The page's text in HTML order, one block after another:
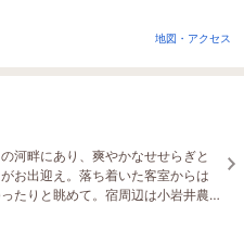
地図・アクセス
河畔にあり、爽やかなせせらぎと
お出迎え。落ち着いた客室からは
たりと眺めて。宿周辺は小岩井農
の拠点にもピッタリ！